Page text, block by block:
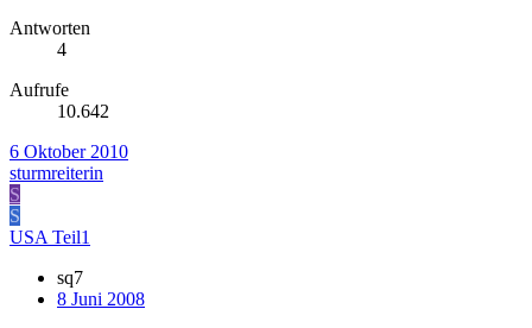
Antworten
4
Aufrufe
10.642
6 Oktober 2010
sturmreiterin
S
S
USA Teil1
sq7
8 Juni 2008